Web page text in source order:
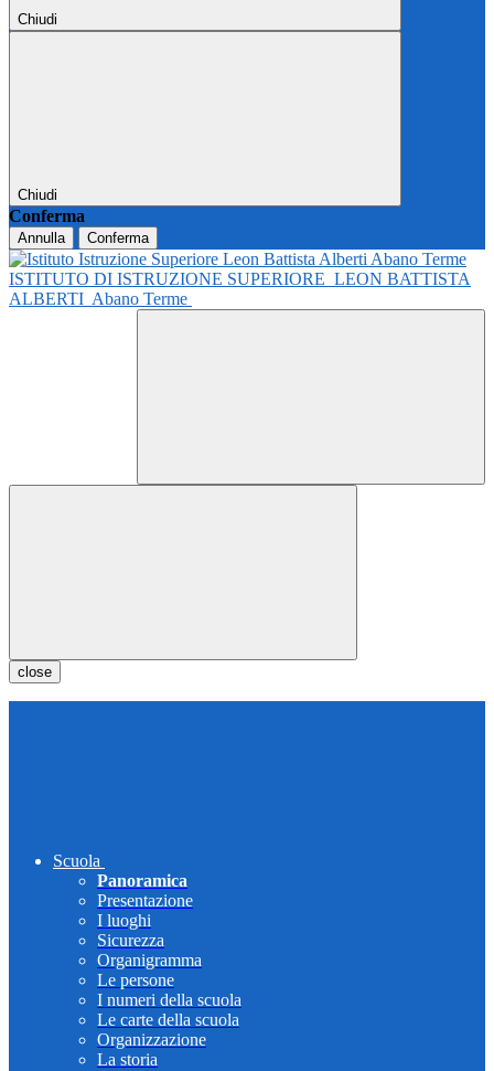
Chiudi
Chiudi
Conferma
Annulla Conferma
ISTITUTO DI ISTRUZIONE SUPERIORE LEON BATTISTA
ALBERTI Abano Terme
close
Scuola
Panoramica
Presentazione
I luoghi
Sicurezza
Organigramma
Le persone
I numeri della scuola
Le carte della scuola
Organizzazione
La storia